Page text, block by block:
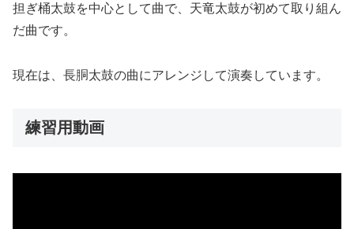
担ぎ桶太鼓を中心として曲で、天竜太鼓が初めて取り組ん
だ曲です。
現在は、長胴太鼓の曲にアレンジして演奏しています。
練習用動画